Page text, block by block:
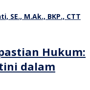
Hukum:
dalam